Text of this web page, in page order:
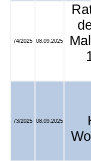
74/2025 08.09.2025
73/2025 08.09.2025